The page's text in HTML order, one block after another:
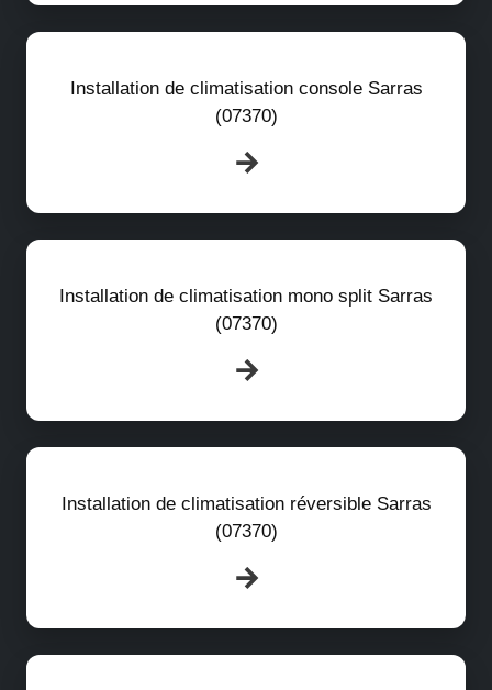
Installation de climatisation console Sarras
(07370)
Installation de climatisation mono split Sarras
(07370)
Installation de climatisation réversible Sarras
(07370)